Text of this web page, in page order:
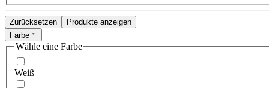
Zurücksetzen
Produkte anzeigen
Farbe
Wähle eine Farbe
Weiß